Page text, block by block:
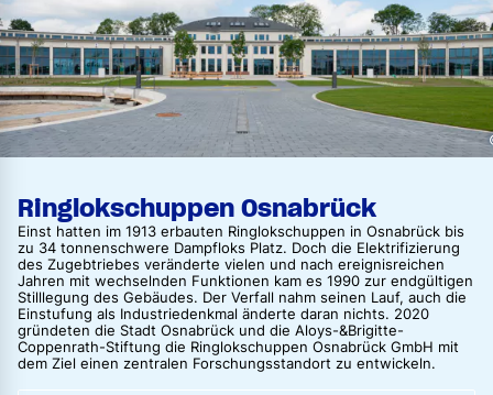
Ringlokschuppen Osnabrück
Einst hatten im 1913 erbauten Ringlokschuppen in Osnabrück bis
zu 34 tonnenschwere Dampfloks Platz. Doch die Elektrifizierung
des Zugebtriebes veränderte vielen und nach ereignisreichen
Jahren mit wechselnden Funktionen kam es 1990 zur endgültigen
Stilllegung des Gebäudes. Der Verfall nahm seinen Lauf, auch die
Einstufung als Industriedenkmal änderte daran nichts. 2020
gründeten die Stadt Osnabrück und die Aloys-&Brigitte-
Coppenrath-Stiftung die Ringlokschuppen Osnabrück GmbH mit
dem Ziel einen zentralen Forschungsstandort zu entwickeln.